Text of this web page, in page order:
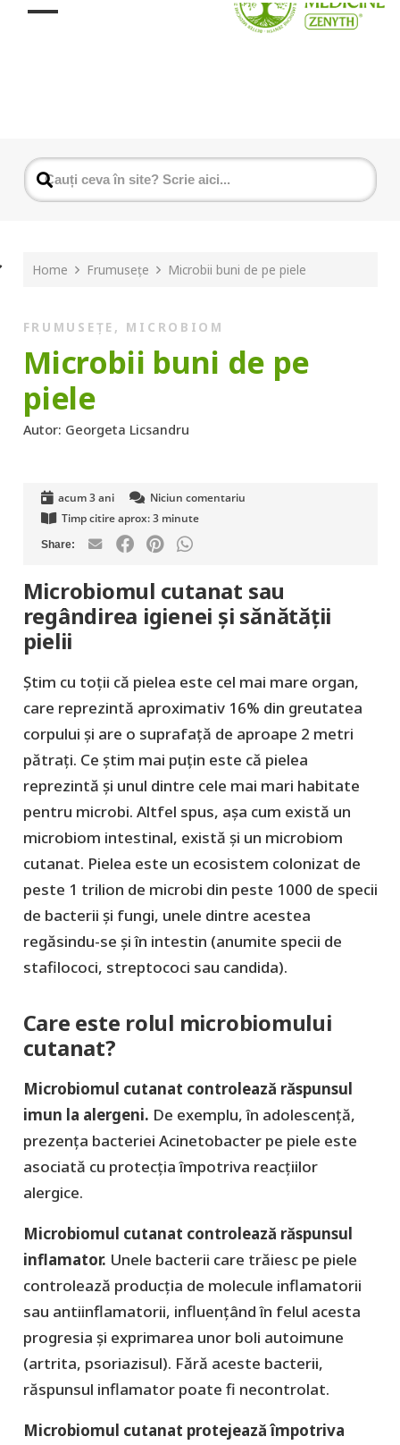
Home Frumusețe Microbii buni de pe piele
FRUMUSEȚE , MICROBIOM
Microbii buni de pe
piele
Autor: Georgeta Licsandru
acum 3 ani
Niciun comentariu
Timp citire aprox: 3 minute
Microbiomul cutanat sau
regândirea igienei și sănătății
pielii
Știm cu toții că pielea este cel mai mare organ,
care reprezintă aproximativ 16% din greutatea
corpului și are o suprafață de aproape 2 metri
pătrați. Ce știm mai puțin este că pielea
reprezintă și unul dintre cele mai mari habitate
pentru microbi. Altfel spus, așa cum există un
microbiom intestinal, există și un microbiom
cutanat. Pielea este un ecosistem colonizat de
peste 1 trilion de microbi din peste 1000 de specii
de bacterii și fungi, unele dintre acestea
regăsindu-se și în intestin (anumite specii de
stafilococi, streptococi sau candida).
Care este rolul microbiomului
cutanat?
Microbiomul cutanat controlează răspunsul
imun la alergeni. De exemplu, în adolescență,
prezența bacteriei Acinetobacter pe piele este
asociată cu protecția împotriva reacțiilor
alergice.
Microbiomul cutanat controlează răspunsul
inflamator. Unele bacterii care trăiesc pe piele
controlează producția de molecule inflamatorii
sau antiinflamatorii, influențând în felul acesta
progresia și exprimarea unor boli autoimune
(artrita, psoriazisul). Fără aceste bacterii,
răspunsul inflamator poate fi necontrolat.
Microbiomul cutanat protejează împotriva